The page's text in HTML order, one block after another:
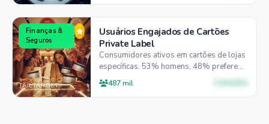
Finanças &
Seguros
TAILTARGET
Usuários Engajados de Cartões
Private Label
Consumidores ativos em cartões de lojas
específicas. 53% homens, 48% preferem
desktop, 48% entre 25-44 anos focados
em benefícios exclusivos e cashback.
487 mil Consulte